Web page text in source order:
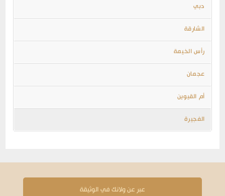
دبي
الشارقة
رأس الخيمة
عجمان
أم القيوين
الفجيرة
عبر عن ولانك في الوثيقة